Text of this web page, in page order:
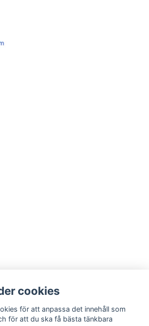
cookies
för att anpassa det innehåll som
för att du ska få bästa tänkbara